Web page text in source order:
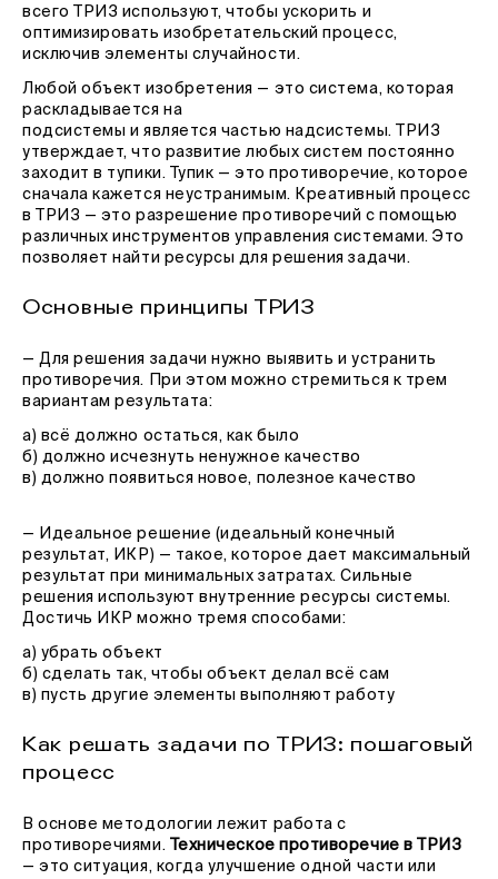
всего ТРИЗ используют, чтобы ускорить и
оптимизировать изобретательский процесс,
исключив элементы случайности.
Любой объект изобретения — это система, которая
раскладывается на
подсистемы и является частью надсистемы. ТРИЗ
утверждает, что развитие любых систем постоянно
заходит в тупики. Тупик — это противоречие, которое
сначала кажется неустранимым. Креативный процесс
в ТРИЗ — это разрешение противоречий с помощью
различных инструментов управления системами. Это
позволяет найти ресурсы для решения задачи.
Основные принципы ТРИЗ
— Для решения задачи нужно выявить и устранить
противоречия. При этом можно стремиться к трем
вариантам результата:
а) всё должно остаться, как было
б) должно исчезнуть ненужное качество
в) должно появиться новое, полезное качество
— Идеальное решение (идеальный конечный
результат, ИКР) — такое, которое дает максимальный
результат при минимальных затратах. Сильные
решения используют внутренние ресурсы системы.
Достичь ИКР можно тремя способами:
а) убрать объект
б) сделать так, чтобы объект делал всё сам
в) пусть другие элементы выполняют работу
Как решать задачи по ТРИЗ: пошаговый
процесс
В основе методологии лежит работа с
противоречиями.
Техническое противоречие в ТРИЗ
— это ситуация, когда улучшение одной части или